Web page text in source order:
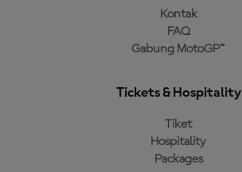
Kontak
FAQ
Gabung MotoGP™
Tickets & Hospitality
Tiket
Hospitality
Packages